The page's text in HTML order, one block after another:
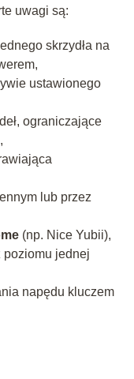
uwagi są:
skrzydła na
ustawionego
ograniczające
lub przez
(np. Nice Yubii),
poziomu jednej
napędu kluczem